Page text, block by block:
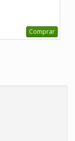
Comprar